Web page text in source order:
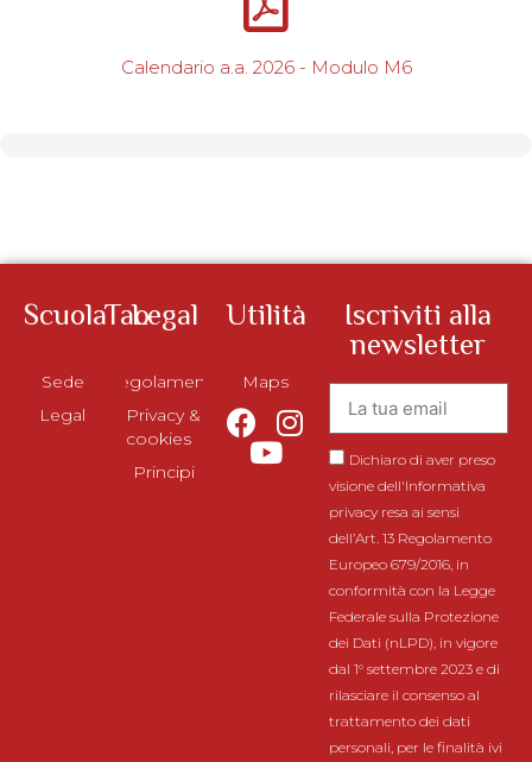
Calendario a.a. 2026 - Modulo M6
ScuolaTao
Sede
Legal
Legal
Regolamento
Privacy &
cookies
Principi
Utilità
Maps
Iscriviti alla
newsletter
Dichiaro di aver preso
visione dell'Informativa
privacy resa ai sensi
dell’Art. 13 Regolamento
Europeo 679/2016, in
conformità con la Legge
Federale sulla Protezione
dei Dati (nLPD), in vigore
dal 1° settembre 2023 e di
rilasciare il consenso al
trattamento dei dati
personali, per le finalità ivi